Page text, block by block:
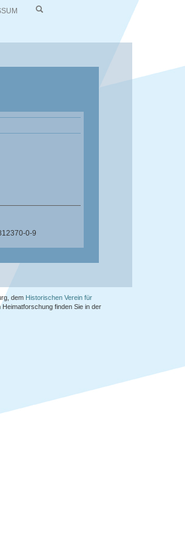
0-9
dem Historischen Verein für
finden Sie in der